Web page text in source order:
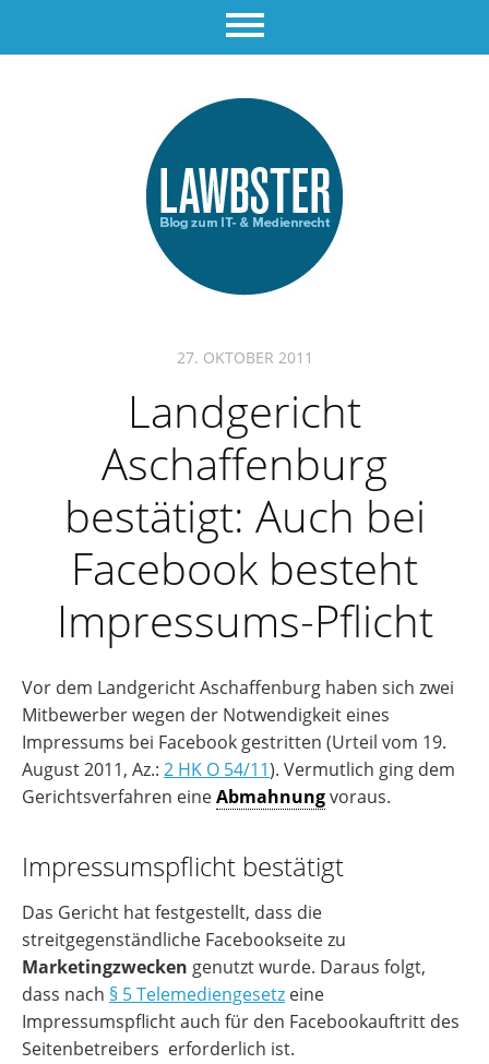
27. OKTOBER 2011
Landgericht
Aschaffenburg
bestätigt: Auch bei
Facebook besteht
Impressums-Pflicht
Vor dem Landgericht Aschaffenburg haben sich zwei
Mitbewerber wegen der Notwendigkeit eines
Impressums bei Facebook gestritten (Urteil vom 19.
August 2011, Az.: 2 HK O 54/11). Vermutlich ging dem
Gerichtsverfahren eineAbmahnungvoraus.
Impressumspflicht bestätigt
Das Gericht hat festgestellt, dass die
streitgegenständliche Facebookseite zu
Marketingzwecken genutzt wurde. Daraus folgt,
dass nach § 5 Telemediengesetz eine
Impressumspflicht auch für den Facebookauftritt des
Seitenbetreibers erforderlich ist.